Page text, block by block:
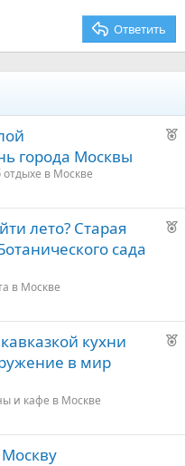
Ответить
Р
е
города Москвы
в Москве
Р
е
н
лето? Старая
сада
в Москве
Р
е
кухни
в мир
и кафе в Москве